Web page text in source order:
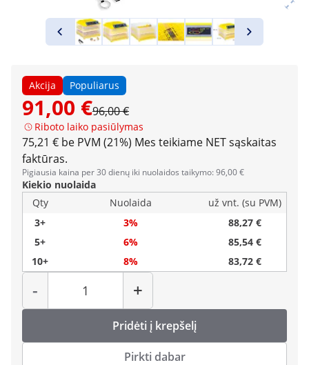
Akcija Populiarus
91,00 €96,00 €
Riboto laiko pasiūlymas
75,21 € be PVM (21%) Mes teikiame NET sąskaitas
faktūras.
Pigiausia kaina per 30 dienų iki nuolaidos taikymo: 96,00 €
Kiekio nuolaida
Qty
Nuolaida
už vnt. (su PVM)
3+
3%
88,27 €
5+
6%
85,54 €
10+
8% 83,72 €
-
Kiekis
+
Pridėti į krepšelį
Pirkti dabar